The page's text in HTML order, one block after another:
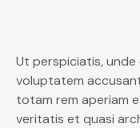
Ut perspiciatis,
voluptatem
totam rem aperiam
veritatis et quasi